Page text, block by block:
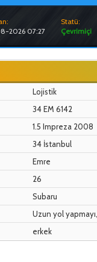
2026 07:27
Statü:
Çevrimiçi
Lojistik
34 EM 6142
1.5 Impreza 2008
34 İstanbul
Emre
26
Subaru
Uzun yol
erkek